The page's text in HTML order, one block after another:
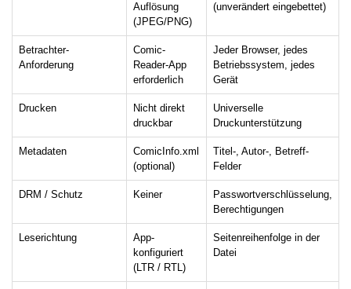
Auflösung
(JPEG/PNG)
(unverändert eingebettet)
Betrachter-
Anforderung
Comic-
Reader-App
erforderlich
Jeder Browser, jedes
Betriebssystem, jedes
Gerät
Drucken
Nicht direkt
druckbar
Universelle
Druckunterstützung
Metadaten
ComicInfo.xml
(optional)
Titel-, Autor-, Betreff-
Felder
DRM / Schutz Keiner
Passwortverschlüsselung,
Berechtigungen
Leserichtung
App-
konfiguriert
(LTR / RTL)
Seitenreihenfolge in der
Datei